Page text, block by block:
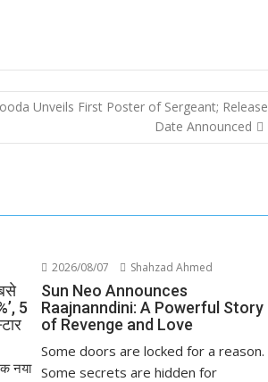
Unveils First Poster of Sergeant; Release
Date Announced
5
नया
2026/08/07 Shahzad Ahmed
Sun Neo Announces
Raajnanndini: A Powerful Story
of Revenge and Love
Some doors are locked for a reason.
Some secrets are hidden for